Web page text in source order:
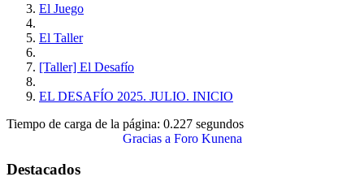
El Juego
El Taller
[Taller] El Desafío
EL DESAFÍO 2025. JULIO. INICIO
Tiempo de carga de la página: 0.227 segundos
Gracias a Foro Kunena
Destacados